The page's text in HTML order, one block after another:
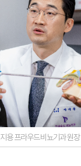
용 프라우드비뇨기과 원장